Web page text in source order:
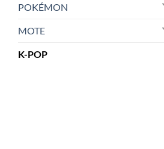
POKÉMON
MOTE
K-POP